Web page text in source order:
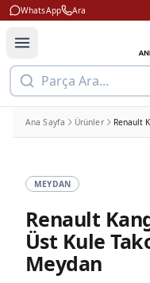
WhatsApp Ara
Parça Ara...
Ana Sayfa Ürünler
MEYDAN
Renault
Üst Kule
Meydan